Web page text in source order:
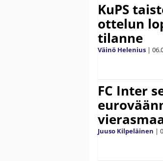
KuPS
ottelun
tilanne
Väinö Helenius |
FC Inter
Juuso Kilpeläinen |